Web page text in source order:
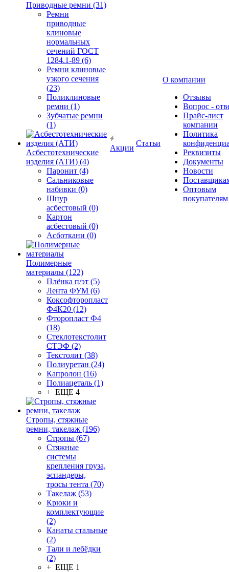
Приводные ремни (31)
Ремни
приводные
клиновые
нормальных
сечений ГОСТ
1284.1-89 (6)
Ремни клиновые
узкого сечения
(23)
Поликлиновые
ремни (1)
Зубчатые ремни
(1)
Асбестотехнические
изделия (АТИ) (4)
Паронит (4)
Сальниковые
набивки (0)
Шнур
асбестовый (0)
Картон
асбестовый (0)
Асботкани (0)
Полимерные
материалы (122)
Плёнка п/эт (5)
Лента ФУМ (6)
Коксофторопласт
Ф4К20 (12)
Фторопласт Ф4
(18)
Стеклотекстолит
СТЭФ (2)
Текстолит (38)
Полиуретан (24)
Капролон (16)
Полиацеталь (1)
+ ЕЩЕ 4
Стропы, стяжные
ремни, такелаж (196)
Стропы (67)
Стяжные
системы
крепления груза,
эспандеры,
тросы тента (70)
Такелаж (53)
Крюки и
комплектующие
(2)
Канаты стальные
(2)
Тали и лебёдки
(2)
+ ЕЩЕ 1
Акции
Статьи
О компании
Отзывы
Вопрос -
Прайс-лист
компании
Политика
Реквизиты
Документы
Новости
Оптовым
покупателям